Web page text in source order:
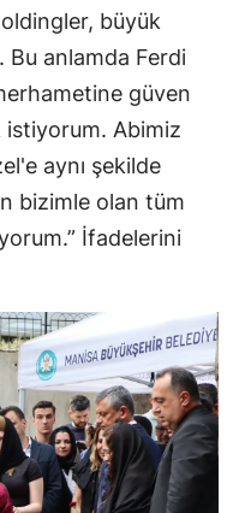
büyük
Bu anlamda Ferdi
güven
istiyorum. Abimiz
aynı şekilde
bizimle olan tüm
İfadelerini